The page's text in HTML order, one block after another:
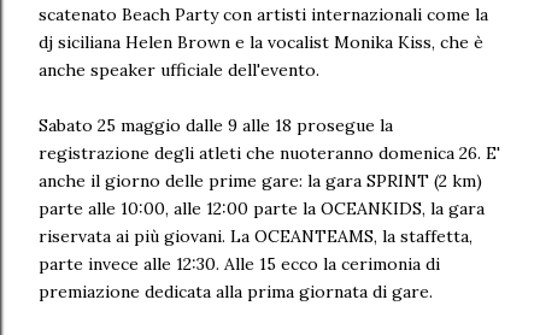
scatenato Beach Party con artisti internazionali come la
dj siciliana Helen Brown e la vocalist Monika Kiss, che è
anche speaker ufficiale dell'evento.
Sabato 25 maggio dalle 9 alle 18 prosegue la
registrazione degli atleti che nuoteranno domenica 26. E'
anche il giorno delle prime gare: la gara SPRINT (2 km)
parte alle 10:00, alle 12:00 parte la OCEANKIDS, la gara
riservata ai più giovani. La OCEANTEAMS, la staffetta,
parte invece alle 12:30. Alle 15 ecco la cerimonia di
premiazione dedicata alla prima giornata di gare.